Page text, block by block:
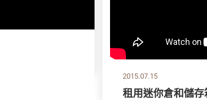
2015.07.15
租用迷你倉和儲